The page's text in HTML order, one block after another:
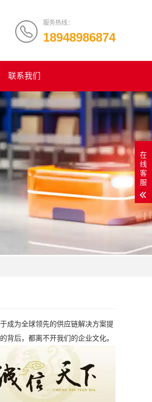
服务热线：
18948986874
联系我们
成为全球领先的供应链解决方案提
背后，都离不开我们的企业文化。
在
线
客
服